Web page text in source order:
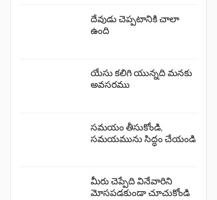
దేవుడు చెప్పటానికి చాలా
ఉంది
యేసు కలిగి యున్నది మనకు
అవసరము
సమయం తీసుకోండి,
సమయమును సిద్ధం చేయండి
మీరు చెప్పేది వినేవారిని
మోసపడకుండా చూచుకోండి